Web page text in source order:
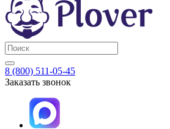
8 (800) 511-05-45
Заказать звонок